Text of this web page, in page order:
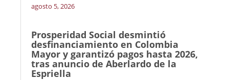
agosto 5, 2026
Prosperidad Social desmintió
desfinanciamiento en Colombia
Mayor y garantizó pagos hasta 2026,
tras anuncio de Aberlardo de la
Espriella